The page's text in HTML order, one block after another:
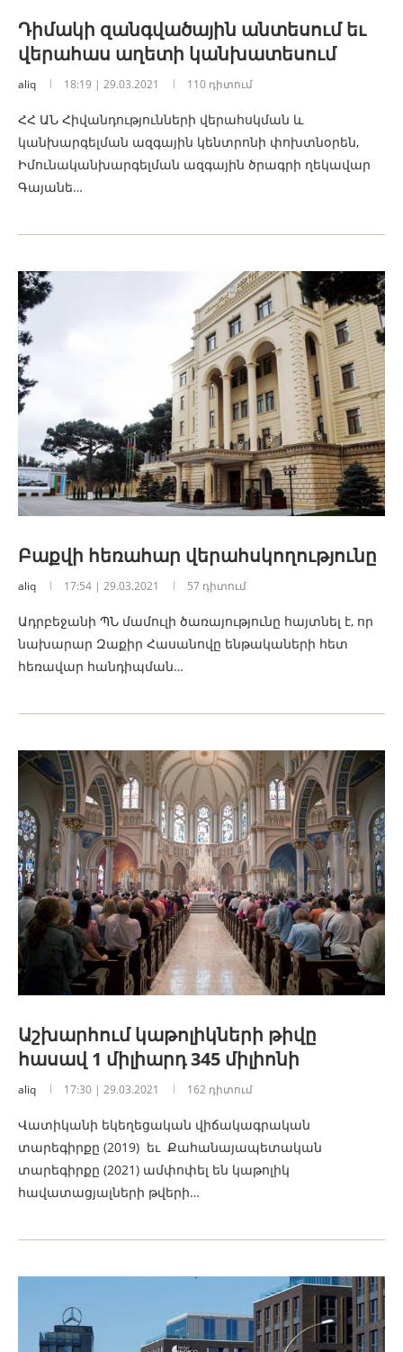
Դիմակի զանգվածային անտեսում եւ
վերահաս աղետի կանխատեսում
aliq 18:19 | 29.03.2021 110 դիտում
ՀՀ ԱՆ Հիվանդությունների վերահսկման և
կանխարգելման ազգային կենտրոնի փոխտնօրեն,
Իմունականխարգելման ազգային ծրագրի ղեկավար
Գայանե…
Բաքվի հեռահար վերահսկողությունը
aliq 17:54 | 29.03.2021 57 դիտում
Ադրբեջանի ՊՆ մամուլի ծառայությունը հայտնել է, որ
նախարար Զաքիր Հասանովը ենթակաների հետ
հեռավար հանդիպման…
Աշխարհում կաթոլիկների թիվը
հասավ 1 միլիարդ 345 միլիոնի
aliq 17:30 | 29.03.2021 162 դիտում
Վատիկանի եկեղեցական վիճակագրական
տարեգիրքը (2019) եւ Քահանայապետական ​​
տարեգիրքը (2021) ամփոփել են կաթոլիկ
հավատացյալների թվերի…